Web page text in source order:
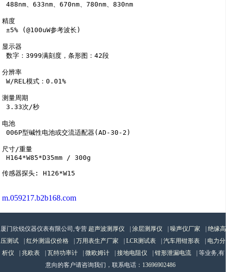
488nm、633nm、670nm、780nm、830nm
精度
±5% (@100uW参考波长)
显示器
数字：3999满刻度，条形图：42段
分辨率
W/REL模式：0.01%
测量周期
3.33次/秒
电池
006P型碱性电池或交流适配器(AD-30-2)
尺寸/重量
H164*W85*D35mm / 300g
传感器探头: H126*W15
m.059217.b2b168.com
厦门欣锐仪器仪表有限公司,专营 超声波测厚仪 涂层测厚仪 噪声仪厂家
绝缘高
压测试
红外测温仪价格 万用表生产厂家 LCR测试表 汽车用钳形表
电力分
析仪
兆欧表 瓦特功率计 微欧姆计 接地电阻仪 钳形泄漏电流
| 等业务,有
意向的客户请咨询我们，联系电话： 13696902486